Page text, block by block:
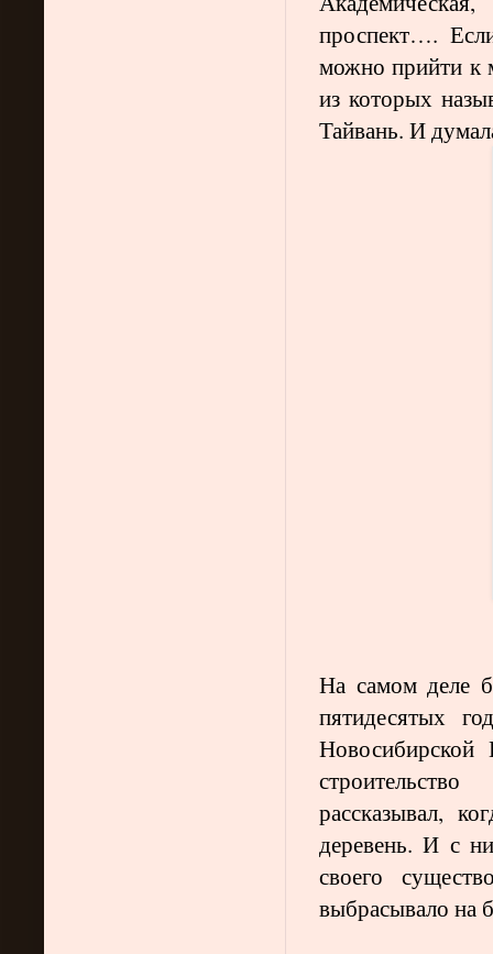
проспект….
можно прийти к
из которых
Тайвань. И
На самом деле
пятидесятых
рассказывал,
деревень. И с
своего
выбрасывало на